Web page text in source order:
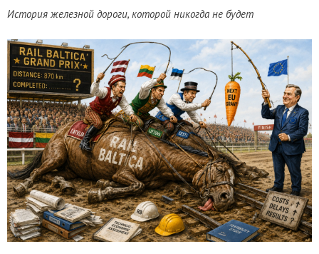
История железной дороги, которой никогда не будет